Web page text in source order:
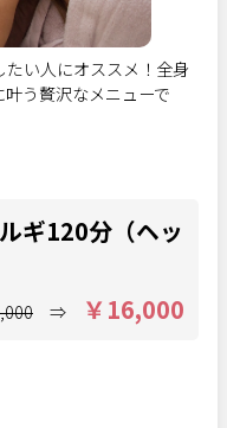
い人にオススメ！全身
う贅沢なメニューで
ギ120分（ヘッ
⇒ ￥16,000